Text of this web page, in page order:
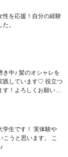
性を応援！自分の経験
。
き中♪ 髪のオシャレを
践しています♡ 役立つ
す！よろしくお願いし
学生です！ 実体験や
こうと思います。 こ